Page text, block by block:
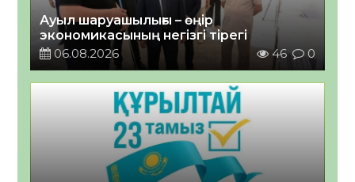
Ауыл шаруашылығы – өңір
экономикасының негізгі тірегі
06.08.2026
46 0